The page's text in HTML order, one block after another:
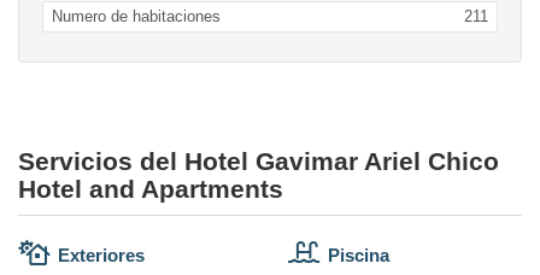
Numero de habitaciones 211
Servicios del Hotel Gavimar Ariel Chico
Hotel and Apartments
Exteriores Piscina